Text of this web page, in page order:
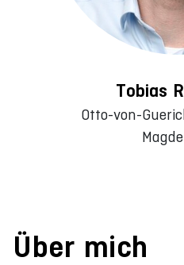
Tobias
Otto-von-
Über mich